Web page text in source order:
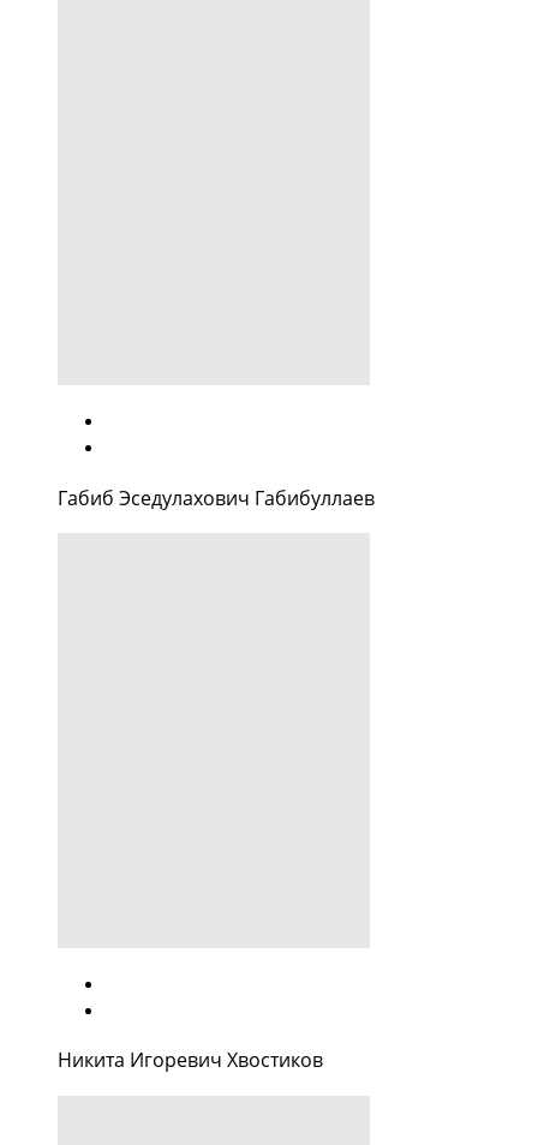
Габиб Эседулахович Габибуллаев
Никита Игоревич Хвостиков